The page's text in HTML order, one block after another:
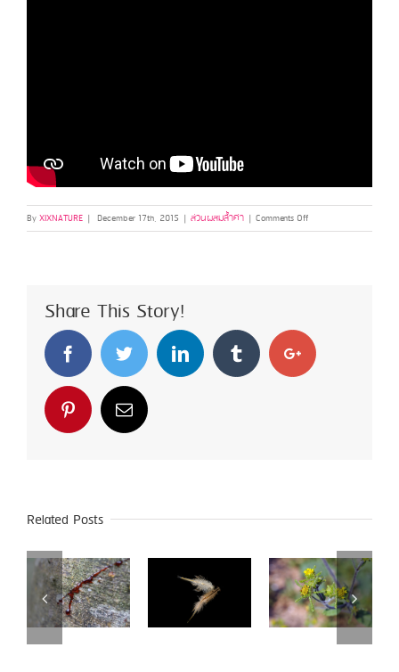
ByXIXNATURE | December 17th, 2015 | ส่วนผสมล้ำค่า | Comments Offon
ฮ้อ
Share This Story!
FacebookTwitter Linkedin Tumblr Google+
PinterestEmail
Related Posts
เลือด
มังกร
สารสกัด
จากแพ
ลงค์ตอน
ทะเล
เซ้นต์พอ
ลส์เวิร์ธ
(St.